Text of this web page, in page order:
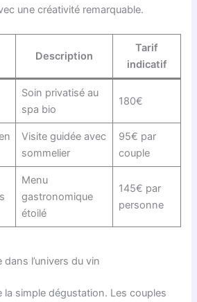
une créativité remarquable.
Description
Tarif
indicatif
Soin privatisé au
spa bio
180€
Visite guidée avec
sommelier
95€ par
couple
Menu
gastronomique
étoilé
145€ par
personne
l’univers du vin
la simple dégustation. Les couples